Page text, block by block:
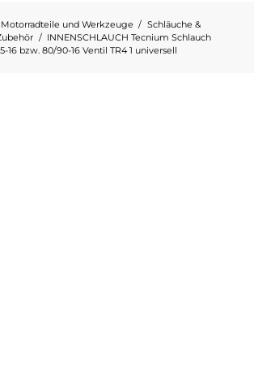
Motorradteile und Werkzeuge
Schläuche &
INNENSCHLAUCH Tecnium Schlauch
16 bzw. 80/90-16 Ventil TR4 1 universell